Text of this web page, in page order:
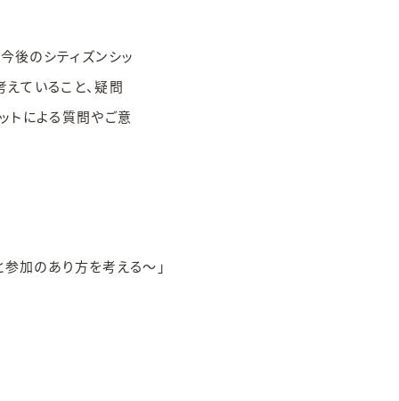
後のシティズンシッ
ていること、疑問
トによる質問やご意
加のあり方を考える～」